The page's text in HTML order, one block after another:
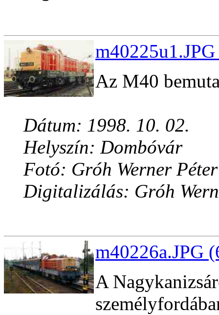
Az M40
Dátum: 1998. 10. 02.
Helyszín: Dombóvár
Fotó: Gróh Werner Péter
Digitalizálás: Gróh
m40226a.JPG
A